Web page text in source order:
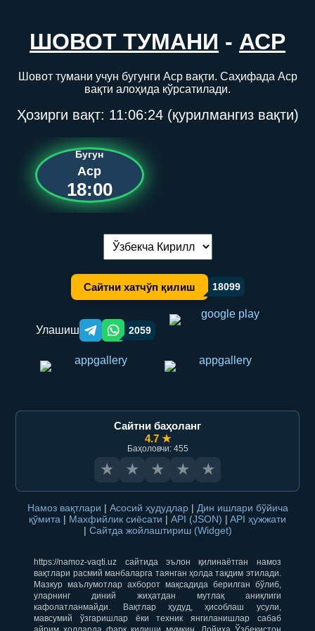
ШОВОТ ТУМАНИ - АСР
Шовот тумани учун бугунги Аср вақти. Саҳифада Аср
вақти алоҳида кўрсатилади.
Ҳозирги вақт: 11:06:24(қурилмангиз вақти)
Бугун
Аср
18:00
Тилни алмаштириш:
Сайтни хатчўп қилиш 18099
Улашиш Telegram orqali ulashish
WhatsApp orqali ulashish
2059
Сайтни баҳоланг
4.7 ★
Баҳоловчи: 455
★ ★ ★ ★ ★
Намоз вақтлари | Асосий ҳудудлар | Дин ишлари бўйича
қўмита | Махфийлик сиёсати | API (JSON) | API ҳужжати
| Сайтда жойлаштириш (Widget)
https://namoz-vaqti.uz сайтида эълон қилинаётган намоз
вақтлари расмий манбаларга таянган ҳолда тақдим этилади.
Мазкур маълумотлар ахборот мақсадида берилган бўлиб,
уларнинг диний жиҳатдан мутлақ аниқлиги
кафолатланмайди. Вақтлар ҳудуд, ҳисоблаш усули,
мавсумий ўзгаришлар ёки техник янгиланишлар сабаб